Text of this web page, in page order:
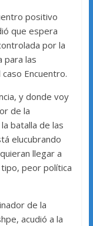
positivo
que espera
por la
para las
Encuentro.
y donde voy
de la
batalla de las
elucubrando
llegar a
tipo, peor política
de la
acudió a la